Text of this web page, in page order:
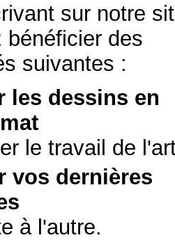
sur notre
bénéficier des
suivantes :
les dessins en
le travail de
vos dernières
à l'autre.